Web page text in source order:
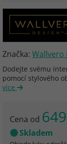
Značka: Wallvero
Dodejte svému
pomocí stylového
více
Cena od
Skladem